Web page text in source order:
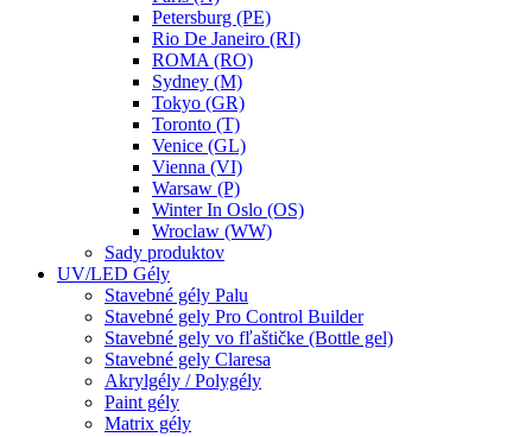
Petersburg (PE)
Rio De Janeiro (RI)
ROMA (RO)
Sydney (M)
Tokyo (GR)
Toronto (T)
Venice (GL)
Vienna (VI)
Warsaw (P)
Winter In Oslo (OS)
Wroclaw (WW)
Sady produktov
UV/LED Gély
Stavebné gély Palu
Stavebné gely Pro Control Builder
Stavebné gely vo fľaštičke (Bottle gel)
Stavebné gely Claresa
Akrylgély / Polygély
Paint gély
Matrix gély